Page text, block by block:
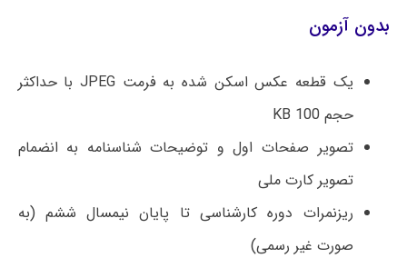
بدون آزمون
یک قطعه عکس اسکن شده به فرمت JPEG با حداکثر
حجم KB 100
تصویر صفحات اول و توضیحات شناسنامه به انضمام
تصویر کارت ملی
ریزنمرات دوره کارشناسی تا پایان نیمسال ششم (به
صورت غیر رسمی)